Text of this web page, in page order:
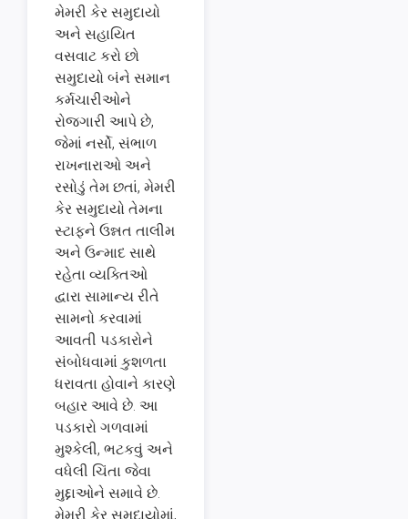
મેમરી કેર સમુદાયો
અને સહાયિત
વસવાટ કરો છો
સમુદાયો બંને સમાન
કર્મચારીઓને
રોજગારી આપે છે,
જેમાં નર્સો, સંભાળ
રાખનારાઓ અને
રસોડું તેમ છતાં, મેમરી
કેર સમુદાયો તેમના
સ્ટાફને ઉન્નત તાલીમ
અને ઉન્માદ સાથે
રહેતા વ્યક્તિઓ
દ્વારા સામાન્ય રીતે
સામનો કરવામાં
આવતી પડકારોને
સંબોધવામાં કુશળતા
ધરાવતા હોવાને કારણે
બહાર આવે છે. આ
પડકારો ગળવામાં
મુશ્કેલી, ભટકવું અને
વધેલી ચિંતા જેવા
મુદ્દાઓને સમાવે છે.